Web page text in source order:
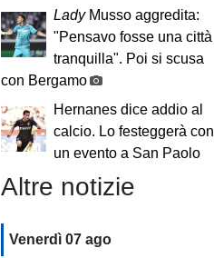
LadyMusso aggredita:
"Pensavo fosse una città
tranquilla". Poi si scusa
con Bergamo
Hernanes dice addio al
calcio. Lo festeggerà con
un evento a San Paolo
Altre notizie
Venerdì 07 ago